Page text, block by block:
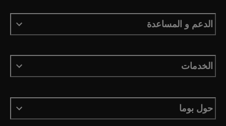
الدعم و المساعدة
الخدمات
حول بوما